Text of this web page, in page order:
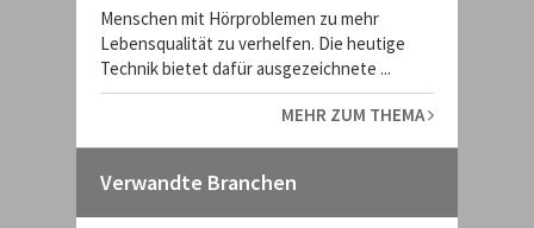
Menschen mit Hörproblemen zu mehr
Lebensqualität zu verhelfen. Die heutige
Technik bietet dafür ausgezeichnete ...
MEHR ZUM THEMA
Verwandte Branchen